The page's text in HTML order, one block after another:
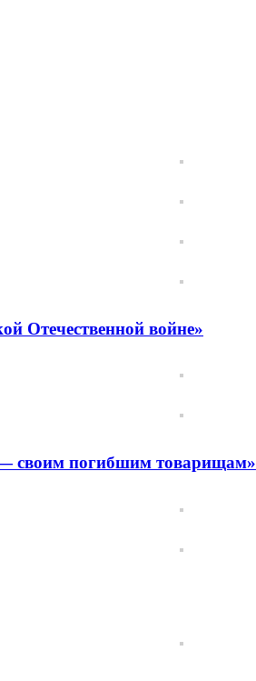
Отечественной войне»
своим погибшим товарищам»